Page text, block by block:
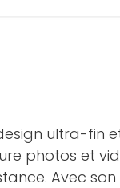
ultra-fin
photos et
Avec